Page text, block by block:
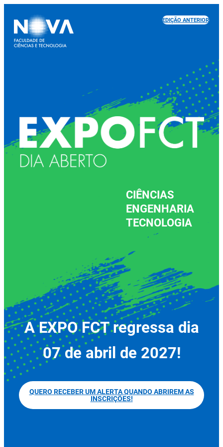
EDIÇÃO ANTERIOR
CIÊNCIAS
ENGENHARIA
TECNOLOGIA
A EXPO FCT regressa dia
07 de abril de 2027!
QUERO RECEBER UM ALERTA QUANDO ABRIREM AS
INSCRIÇÕES!